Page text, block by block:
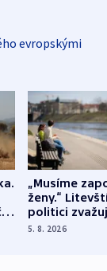
evropskými
z
„Musíme
ženy.“
politici
dohodu o
5. 8. 2026